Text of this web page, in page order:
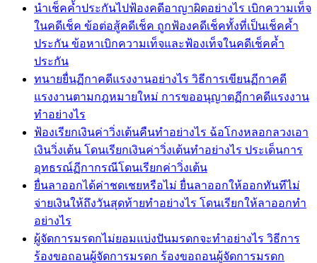
นำเช็คค้ำประกันไปฟ้องคดีอาญาผิดอย่างไร เบิกความเท็จ
ในคดีเช็ค ข้อต่อสู้คดีเช็ค ถูกฟ้องคดีเช็คทั้งที่เป็นเช็คค้ำ
ประกัน ข้อหาเบิกความเท็จและฟ้องเท็จในคดีเช็คค้ำ
ประกัน
ทนายยื่นฏีกาคดีแรงงานอย่างไร วิธีการเขียนฏีกาคดี
แรงงานตามกฎหมายใหม่ การขออนุญาตฏีกาคดีแรงงาน
ทำอย่างไร
ฟ้องเรียกเงินค่าวิ่งเต้นคืนทำอย่างไร ฉ้อโกงหลอกลวงเอา
เงินวิ่งเต้น โดนเรียกเงินค่าวิ่งเต้นทำอย่างไร ประเด็นการ
อุทธรณ์ฏีกากรณีโดนเรียกค่าวิ่งเต้น
ยื่นลาออกได้ค่าชดเชยหรือไม่ ยื่นลาออกให้ออกทันทีไม่
จ่ายเงินให้ถึงวันสุดท้ายทำอย่างไร โดนเรียกให้ลาออกทำ
อย่างไร
ผู้จัดการมรดกไม่ยอมแบ่งปันมรดกจะทำอย่างไร วิธีการ
ร้องขอถอนผู้จัดการมรดก ร้องขอถอนผู้จัดการมรดก